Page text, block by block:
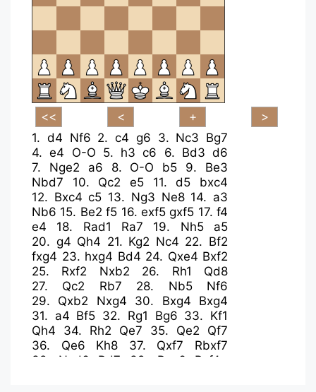
1. d4 Nf6 2. c4 g6 3. Nc3 Bg7
4.e4 O-O 5. h3 c6 6. Bd3 d6
7. Nge2 a6 8. O-O b5 9. Be3
Nbd7
10. Qc2 e5 11.d5
bxc4
12. Bxc4 c5 13. Ng3 Ne8 14. a3
Nb6 15. Be2 f5 16. exf5 gxf5 17. f4
e4
18. Rad1 Ra7 19. Nh5
a5
20. g4 Qh4 21. Kg2 Nc4 22. Bf2
fxg4 23. hxg4 Bd4 24. Qxe4 Bxf2
25. Rxf2 Nxb2 26. Rh1
Qd8
27. Qc2 Rb7 28. Nb5
Nf6
29. Qxb2 Nxg4 30. Bxg4
Bxg4
31. a4 Bf5 32. Rg1 Bg6 33. Kf1
Qh4
34. Rh2 Qe7 35. Qe2
Qf7
36. Qe6 Kh8 37. Qxf7
Rbxf7
38. Nxd6 Rd7 39. Rxg6
Rxf4+